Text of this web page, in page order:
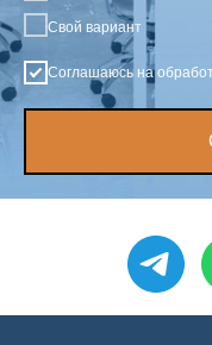
Свой вариант
Соглашаюсь на